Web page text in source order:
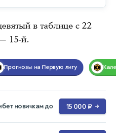
в таблице с 22
15-й.
Прогнозы на Первую лигу
новичкам до 15 000 ₽ →